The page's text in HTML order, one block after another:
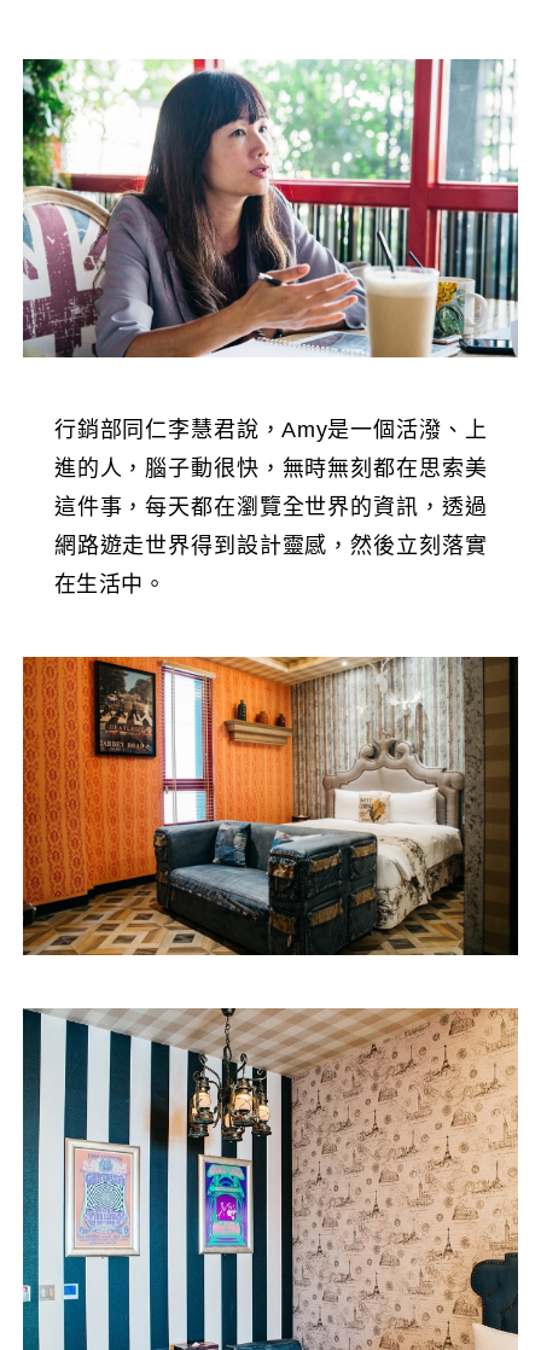
行銷部同仁李慧君說，Amy是一個活潑、上
進的人，腦子動很快，無時無刻都在思索美
這件事，每天都在瀏覽全世界的資訊，透過
網路遊走世界得到設計靈感，然後立刻落實
在生活中。